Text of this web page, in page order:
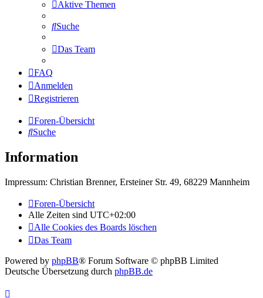
Aktive Themen
Suche
Das Team
FAQ
Anmelden
Registrieren
Foren-Übersicht
Suche
Information
Impressum: Christian Brenner, Ersteiner Str. 49, 68229 Mannheim
Foren-Übersicht
Alle Zeiten sind UTC+02:00
Alle Cookies des Boards löschen
Das Team
Powered by phpBB® Forum Software © phpBB Limited
Deutsche Übersetzung durch phpBB.de